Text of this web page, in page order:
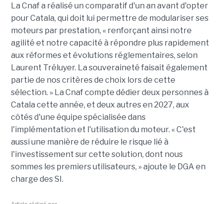
La Cnaf a réalisé un comparatif d'un an avant d'opter
pour Catala, qui doit lui permettre de modulariser ses
moteurs par prestation, « renforçant ainsi notre
agilité et notre capacité à répondre plus rapidement
aux réformes et évolutions réglementaires, selon
Laurent Tréluyer. La souveraineté faisait également
partie de nos critères de choix lors de cette
sélection. » La Cnaf compte dédier deux personnes à
Catala cette année, et deux autres en 2027, aux
côtés d'une équipe spécialisée dans
l'implémentation et l'utilisation du moteur. « C'est
aussi une manière de réduire le risque lié à
l'investissement sur cette solution, dont nous
sommes les premiers utilisateurs, » ajoute le DGA en
charge des SI.